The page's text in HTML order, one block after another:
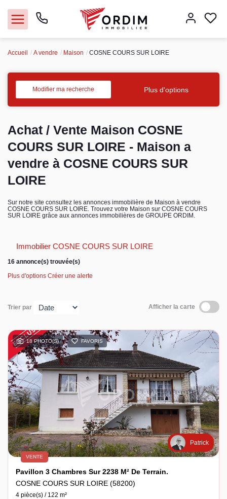
Acheter
Vendre
Immobilier pro
Faire gérer
Espace client
Accueil A vendre Maison COSNE COURS SUR LOIRE
Modifier ma recherche Plus d'options
Achat / Vente Maison COSNE
COURS SUR LOIRE - Maison a
vendre à COSNE COURS SUR
LOIRE
Sur notre site consultez les annonces immobilière de Maison à vendre
COSNE COURS SUR LOIRE. Trouvez votre Maison sur COSNE COURS
SUR LOIRE grâce aux annonces immobilières de GROUPE ORDIM.
Immobilier COSNE COURS SUR LOIRE
16 annonce(s) trouvée(s)
Plus d'options Créer une alerte
Trier par Afficher la carte
18 PHOTO(S) FAVORIS
Patrick
VENTE
Pavillon 3 Chambres Sur 2238 M² De Terrain.
COSNE COURS SUR LOIRE (58200)
4 pièce(s) / 122 m²